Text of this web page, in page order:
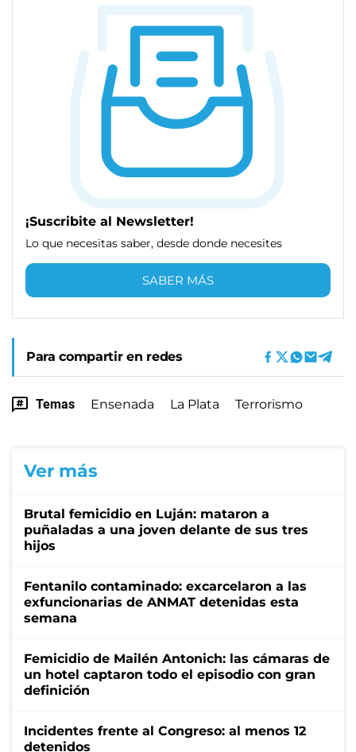
¡Suscribite al Newsletter!
Lo que necesitas saber, desde donde necesites
SABER MÁS
Para compartir en redes
Temas Ensenada La Plata Terrorismo
Ver más
Brutal femicidio en Luján: mataron a
puñaladas a una joven delante de sus tres
hijos
Fentanilo contaminado: excarcelaron a las
exfuncionarias de ANMAT detenidas esta
semana
Femicidio de Mailén Antonich: las cámaras de
un hotel captaron todo el episodio con gran
definición
Incidentes frente al Congreso: al menos 12
detenidos